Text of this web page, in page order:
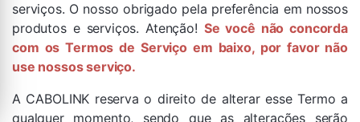
serviços. O nosso obrigado pela preferência em nossos
produtos e serviços. Atenção! Se você não concorda
com os Termos de Serviço em baixo, por favor não
use nossos serviço.
A CABOLINK reserva o direito de alterar esse Termo a
qualquer momento, sendo que as alterações serão